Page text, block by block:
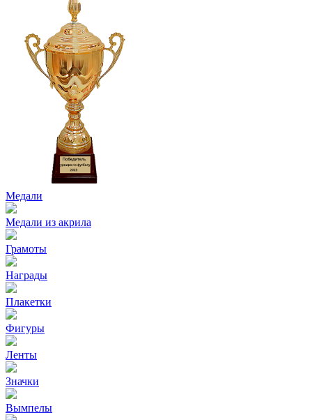
Медали
Медали из акрила
Грамоты
Награды
Плакетки
Фигуры
Ленты
Значки
Вымпелы